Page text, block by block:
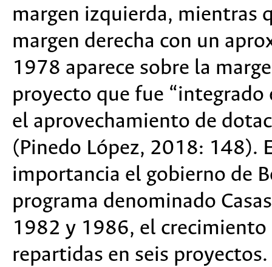
margen izquierda, mientras
margen derecha con un
1978 aparece sobre la
proyecto que fue “integrado
el aprovechamiento de
(Pinedo López, 2018: 148).
importancia el gobierno de
programa denominado
1982 y 1986, el
repartidas en seis